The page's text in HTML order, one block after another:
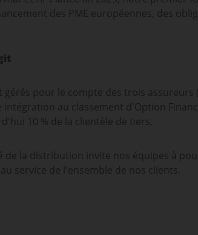
des PME européennes, des
pour le compte des trois assureurs
intégration au classement d'Option
10 % de la clientèle de tiers.
de la distribution invite nos équipes à
service de l'ensemble de nos clients.